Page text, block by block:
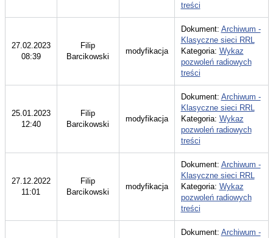
treści
27.02.2023
08:39
Filip
Barcikowski
modyfikacja
Dokument: Archiwum -
Klasyczne sieci RRL
Kategoria: Wykaz
pozwoleń radiowych
treści
25.01.2023
12:40
Filip
Barcikowski
modyfikacja
Dokument: Archiwum -
Klasyczne sieci RRL
Kategoria: Wykaz
pozwoleń radiowych
treści
27.12.2022
11:01
Filip
Barcikowski
modyfikacja
Dokument: Archiwum -
Klasyczne sieci RRL
Kategoria: Wykaz
pozwoleń radiowych
treści
Dokument: Archiwum -